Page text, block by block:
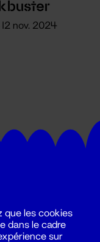
12 nov. 2024
du
que les cookies
dans le cadre
sur